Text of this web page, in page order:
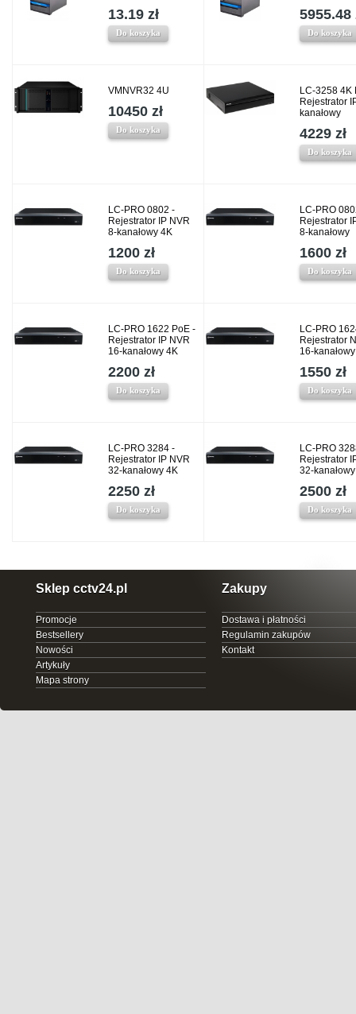
13.19 zł
Do koszyka
5955.48
Do koszyka
VMNVR32 4U
10450 zł
Do koszyka
LC-3258 4K
Rejestrator
kanałowy
4229 zł
Do koszyka
LC-PRO 0802 -
Rejestrator IP NVR
8-kanałowy 4K
1200 zł
Do koszyka
LC-PRO
Rejestrator
8-kanałowy
1600 zł
Do koszyka
LC-PRO 1622 PoE -
Rejestrator IP NVR
16-kanałowy 4K
2200 zł
Do koszyka
LC-PRO
Rejestrator
16-
1550 zł
Do koszyka
LC-PRO 3284 -
Rejestrator IP NVR
32-kanałowy 4K
2250 zł
Do koszyka
LC-PRO
Rejestrator
32-
2500 zł
Do koszyka
Sklep cctv24.pl
Promocje
Bestsellery
Nowości
Artykuły
Mapa strony
Zakupy
Dostawa i płatności
Regulamin zakupów
Kontakt